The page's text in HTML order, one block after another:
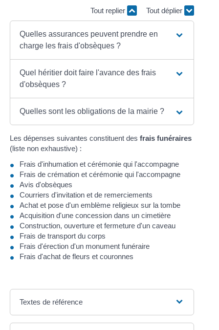
Tout replier
Tout déplier
Quelles assurances peuvent prendre en
charge les frais d'obsèques ?
Quel héritier doit faire l'avance des frais
d'obsèques ?
Quelles sont les obligations de la mairie ?
Les dépenses suivantes constituent desfrais funéraires
(liste non exhaustive) :
Frais d'inhumation et cérémonie qui l'accompagne
Frais de crémation et cérémonie qui l'accompagne
Avis d'obsèques
Courriers d'invitation et de remerciements
Achat et pose d'un emblème religieux sur la tombe
Acquisition d'une concession dans un cimetière
Construction, ouverture et fermeture d'un caveau
Frais de transport du corps
Frais d'érection d'un monument funéraire
Frais d'achat de fleurs et couronnes
Textes de référence